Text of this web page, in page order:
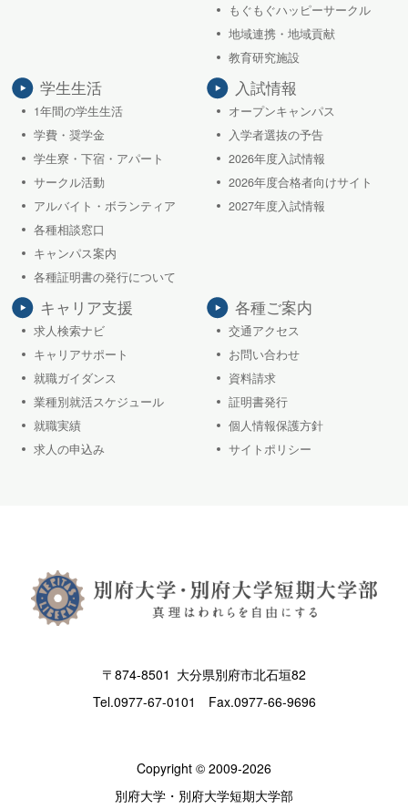
もぐもぐハッピーサークル
地域連携・地域貢献
教育研究施設
学生生活
1年間の学生生活
学費・奨学金
学生寮・下宿・アパート
サークル活動
アルバイト・ボランティア
各種相談窓口
キャンパス案内
各種証明書の発行について
入試情報
オープンキャンパス
入学者選抜の予告
2026年度入試情報
2026年度合格者向けサイト
2027年度入試情報
キャリア支援
求人検索ナビ
キャリアサポート
就職ガイダンス
業種別就活スケジュール
就職実績
求人の申込み
各種ご案内
交通アクセス
お問い合わせ
資料請求
証明書発行
個人情報保護方針
サイトポリシー
〒874-8501 大分県別府市北石垣82
Tel.0977-67-0101 Fax.0977-66-9696
Copyright © 2009-2026
別府大学・別府大学短期大学部